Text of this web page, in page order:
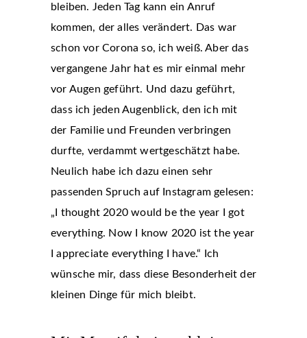
bleiben. Jeden Tag kann ein Anruf
kommen, der alles verändert. Das war
schon vor Corona so, ich weiß. Aber das
vergangene Jahr hat es mir einmal mehr
vor Augen geführt. Und dazu geführt,
dass ich jeden Augenblick, den ich mit
der Familie und Freunden verbringen
durfte, verdammt wertgeschätzt habe.
Neulich habe ich dazu einen sehr
passenden Spruch auf Instagram gelesen:
„I thought 2020 would be the year I got
everything. Now I know 2020 ist the year
I appreciate everything I have.“ Ich
wünsche mir, dass diese Besonderheit der
kleinen Dinge für mich bleibt.